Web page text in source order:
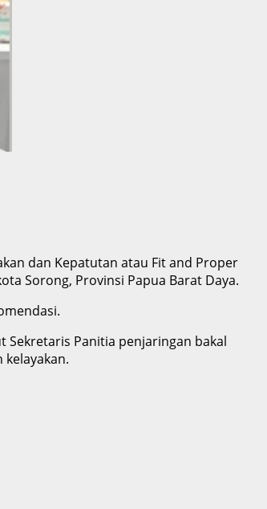
dan Kepatutan atau Fit and Proper
Sorong, Provinsi Papua Barat Daya.
Sekretaris Panitia penjaringan bakal